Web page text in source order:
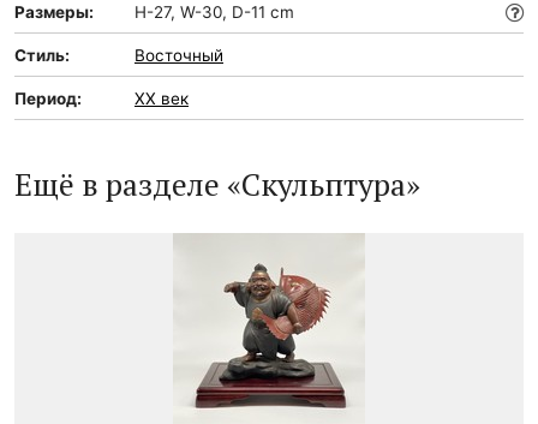
Размеры: H-27, W-30, D-11 cm
Стиль: Восточный
Период: XX век
Ещё в разделе «Скульптура»